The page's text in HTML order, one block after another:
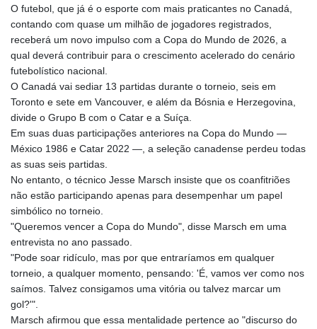
O futebol, que já é o esporte com mais praticantes no Canadá,
contando com quase um milhão de jogadores registrados,
receberá um novo impulso com a Copa do Mundo de 2026, a
qual deverá contribuir para o crescimento acelerado do cenário
futebolístico nacional.
O Canadá vai sediar 13 partidas durante o torneio, seis em
Toronto e sete em Vancouver, e além da Bósnia e Herzegovina,
divide o Grupo B com o Catar e a Suíça.
Em suas duas participações anteriores na Copa do Mundo —
México 1986 e Catar 2022 —, a seleção canadense perdeu todas
as suas seis partidas.
No entanto, o técnico Jesse Marsch insiste que os coanfitriões
não estão participando apenas para desempenhar um papel
simbólico no torneio.
"Queremos vencer a Copa do Mundo", disse Marsch em uma
entrevista no ano passado.
"Pode soar ridículo, mas por que entraríamos em qualquer
torneio, a qualquer momento, pensando: 'É, vamos ver como nos
saímos. Talvez consigamos uma vitória ou talvez marcar um
gol?'".
Marsch afirmou que essa mentalidade pertence ao "discurso do